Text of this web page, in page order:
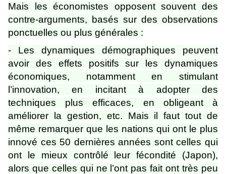
Mais les économistes opposent souvent des
contre-arguments, basés sur des observations
ponctuelles ou plus générales :
- Les dynamiques démographiques peuvent
avoir des effets positifs sur les dynamiques
économiques, notamment en stimulant
l’innovation, en incitant à adopter des
techniques plus efficaces, en obligeant à
améliorer la gestion, etc. Mais il faut tout de
même remarquer que les nations qui ont le plus
innové ces 50 dernières années sont celles qui
ont le mieux contrôlé leur fécondité (Japon),
alors que celles qui ne l’ont pas fait ont très peu